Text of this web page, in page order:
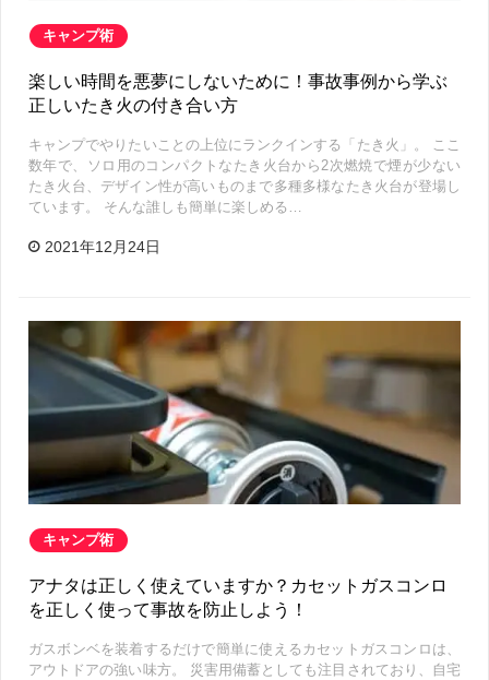
キャンプ術
楽しい時間を悪夢にしないために！事故事例から学ぶ
正しいたき火の付き合い方
キャンプでやりたいことの上位にランクインする「たき火」。 ここ
数年で、ソロ用のコンパクトなたき火台から2次燃焼で煙が少ない
たき火台、デザイン性が高いものまで多種多様なたき火台が登場し
ています。 そんな誰しも簡単に楽しめる…
2021年12月24日
キャンプ術
アナタは正しく使えていますか？カセットガスコンロ
を正しく使って事故を防止しよう！
ガスボンベを装着するだけで簡単に使えるカセットガスコンロは、
アウトドアの強い味方。 災害用備蓄としても注目されており、自宅